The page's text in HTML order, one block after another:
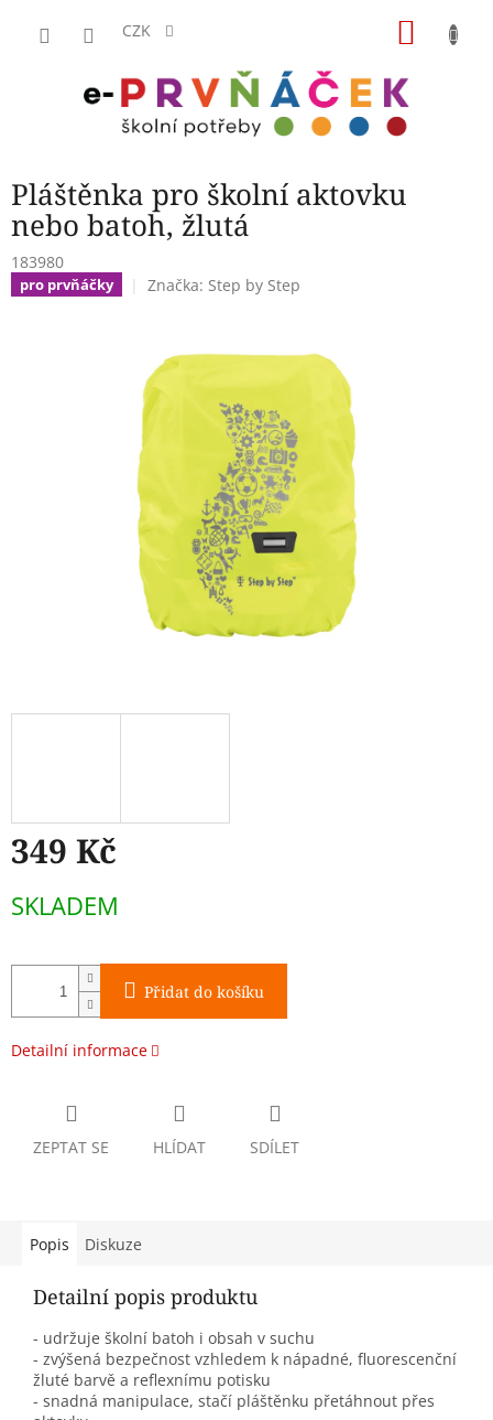
CZK
Pláštěnka pro školní aktovku
nebo batoh, žlutá
183980
pro prvňáčky Značka: Step by Step
349 Kč
cena:
SKLADEM
Přidat do košíku
Detailní informace
ZEPTAT SE HLÍDAT SDÍLET
Popis Diskuze
Detailní popis produktu
- udržuje školní batoh i obsah v suchu
- zvýšená bezpečnost vzhledem k nápadné, fluorescenční
žluté barvě a reflexnímu potisku
- snadná manipulace, stačí pláštěnku přetáhnout přes